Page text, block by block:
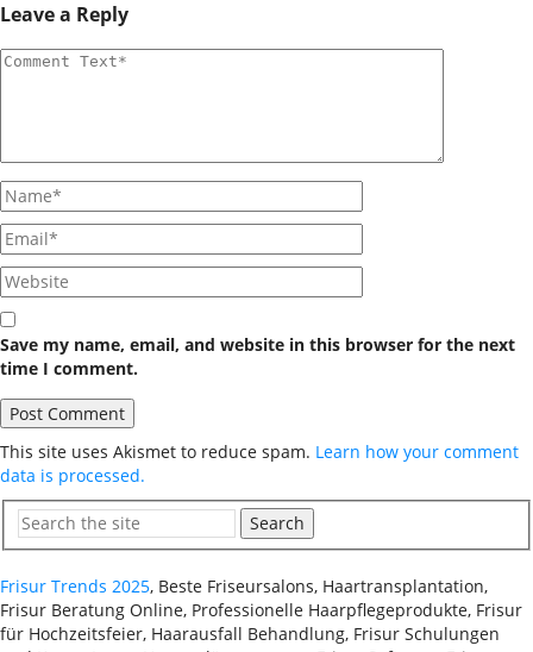
Leave a Reply
Save my name, email, and website in this browser for the next
time I comment.
This site uses Akismet to reduce spam. Learn how your comment
data is processed.
Search
Frisur Trends 2025, Beste Friseursalons, Haartransplantation,
Frisur Beratung Online, Professionelle Haarpflegeprodukte, Frisur
für Hochzeitsfeier, Haarausfall Behandlung, Frisur Schulungen